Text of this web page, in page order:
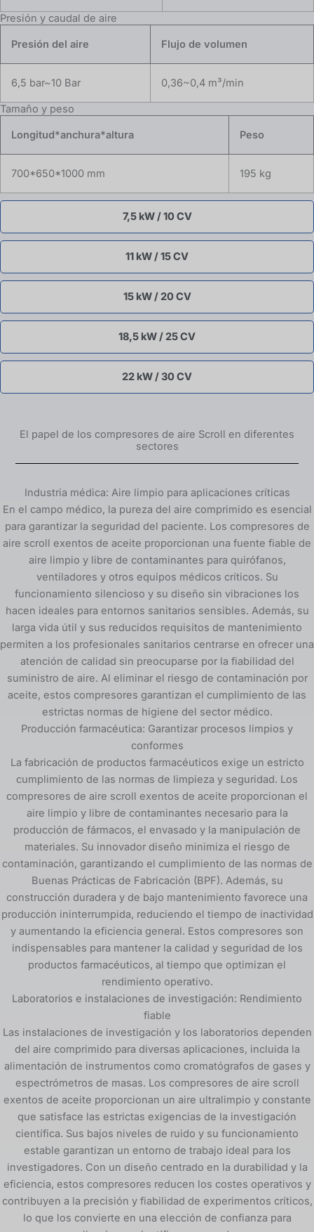
7,5 kW / 10 CV
11 kW / 15 CV
15 kW / 20 CV
18,5 kW / 25 CV
22 kW / 30 CV
Presión y caudal de aire
Presión del aire Flujo de volumen
6,5 bar~10 Bar 0,36~0,4 m³/min
Tamaño y peso
Longitud*anchura*altura Peso
700*650*1000 mm 195 kg
El papel de los compresores de aire Scroll en diferentes
sectores
Industria médica: Aire limpio para aplicaciones críticas
En el campo médico, la pureza del aire comprimido es esencial
para garantizar la seguridad del paciente. Los compresores de
aire scroll exentos de aceite proporcionan una fuente fiable de
aire limpio y libre de contaminantes para quirófanos,
ventiladores y otros equipos médicos críticos. Su
funcionamiento silencioso y su diseño sin vibraciones los
hacen ideales para entornos sanitarios sensibles. Además, su
larga vida útil y sus reducidos requisitos de mantenimiento
permiten a los profesionales sanitarios centrarse en ofrecer una
atención de calidad sin preocuparse por la fiabilidad del
suministro de aire. Al eliminar el riesgo de contaminación por
aceite, estos compresores garantizan el cumplimiento de las
estrictas normas de higiene del sector médico.
Producción farmacéutica: Garantizar procesos limpios y
conformes
La fabricación de productos farmacéuticos exige un estricto
cumplimiento de las normas de limpieza y seguridad. Los
compresores de aire scroll exentos de aceite proporcionan el
aire limpio y libre de contaminantes necesario para la
producción de fármacos, el envasado y la manipulación de
materiales. Su innovador diseño minimiza el riesgo de
contaminación, garantizando el cumplimiento de las normas de
Buenas Prácticas de Fabricación (BPF). Además, su
construcción duradera y de bajo mantenimiento favorece una
producción ininterrumpida, reduciendo el tiempo de inactividad
y aumentando la eficiencia general. Estos compresores son
indispensables para mantener la calidad y seguridad de los
productos farmacéuticos, al tiempo que optimizan el
rendimiento operativo.
Laboratorios e instalaciones de investigación: Rendimiento
fiable
Las instalaciones de investigación y los laboratorios dependen
del aire comprimido para diversas aplicaciones, incluida la
alimentación de instrumentos como cromatógrafos de gases y
espectrómetros de masas. Los compresores de aire scroll
exentos de aceite proporcionan un aire ultralimpio y constante
que satisface las estrictas exigencias de la investigación
científica. Sus bajos niveles de ruido y su funcionamiento
estable garantizan un entorno de trabajo ideal para los
investigadores. Con un diseño centrado en la durabilidad y la
eficiencia, estos compresores reducen los costes operativos y
contribuyen a la precisión y fiabilidad de experimentos críticos,
lo que los convierte en una elección de confianza para